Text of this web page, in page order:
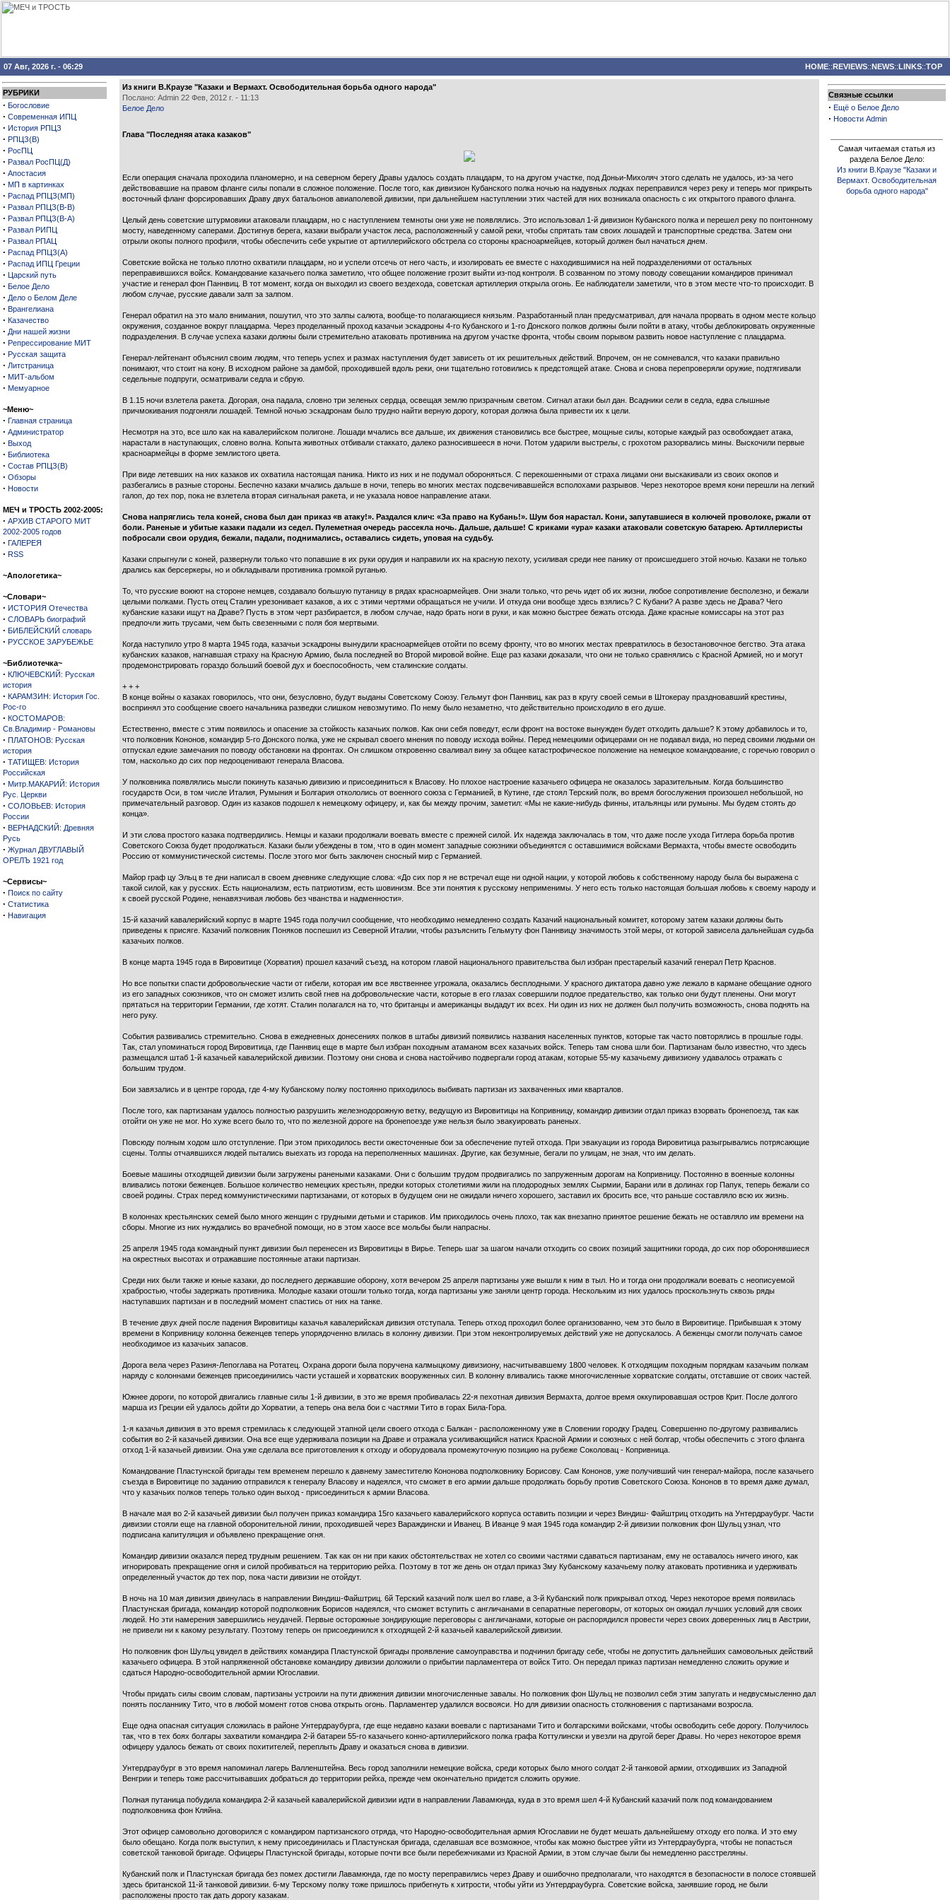
07 Авг, 2026 г. - 06:29 HOME::REVIEWS::NEWS::LINKS::TOP
РУБРИКИ
· Богословие
· Современная ИПЦ
· История РПЦЗ
· РПЦЗ(В)
· РосПЦ
· Развал РосПЦ(Д)
· Апостасия
· МП в картинках
· Распад РПЦЗ(МП)
· Развал РПЦЗ(В-В)
· Развал РПЦЗ(В-А)
· Развал РИПЦ
· Развал РПАЦ
· Распад РПЦЗ(А)
· Распад ИПЦ Греции
· Царский путь
· Белое Дело
· Дело о Белом Деле
· Врангелиана
· Казачество
· Дни нашей жизни
· Репрессирование МИТ
· Русская защита
· Литстраница
· МИТ-альбом
· Мемуарное
~Меню~
· Главная страница
· Администратор
· Выход
· Библиотека
· Состав РПЦЗ(В)
· Обзоры
· Новости
МЕЧ и ТРОСТЬ 2002-2005:
· АРХИВ СТАРОГО МИТ
2002-2005 годов
· ГАЛЕРЕЯ
· RSS
~Апологетика~
~Словари~
· ИСТОРИЯ Отечества
· СЛОВАРЬ биографий
· БИБЛЕЙСКИЙ словарь
· РУССКОЕ ЗАРУБЕЖЬЕ
~Библиотечка~
· КЛЮЧЕВСКИЙ: Русская
история
· КАРАМЗИН: История Гос.
Рос-го
· КОСТОМАРОВ:
Св.Владимир - Романовы
· ПЛАТОНОВ: Русская
история
· ТАТИЩЕВ: История
Российская
· Митр.МАКАРИЙ: История
Рус. Церкви
· СОЛОВЬЕВ: История
России
· ВЕРНАДСКИЙ: Древняя
Русь
· Журнал ДВУГЛАВЫЙ
ОРЕЛЪ 1921 год
~Сервисы~
· Поиск по сайту
· Статистика
· Навигация
Из книги В.Краузе "Казаки и Вермахт. Освободительная борьба одного народа"
Послано: Admin 22 Фев, 2012 г. - 11:13
Белое Дело
Глава "Последняя атака казаков"
Если операция сначала проходила планомерно, и на северном берегу Дравы удалось создать плацдарм, то на другом участке, под Доньи-Михоляч этого сделать не удалось, из-за чего
действовавшие на правом фланге силы попали в сложное положение. После того, как дивизион Кубанского полка ночью на надувных лодках переправился через реку и теперь мог прикрыть
восточный фланг форсировавших Драву двух батальонов авиаполевой дивизии, при дальнейшем наступлении этих частей для них возникала опасность с их открытого правого фланга.
Целый день советские штурмовики атаковали плацдарм, но с наступлением темноты они уже не появлялись. Это использовал 1-й дивизион Кубанского полка и перешел реку по понтонному
мосту, наведенному саперами. Достигнув берега, казаки выбрали участок леса, расположенный у самой реки, чтобы спрятать там своих лошадей и транспортные средства. Затем они
отрыли окопы полного профиля, чтобы обеспечить себе укрытие от артиллерийского обстрела со стороны красноармейцев, который должен был начаться днем.
Советские войска не только плотно охватили плацдарм, но и успели отсечь от него часть, и изолировать ее вместе с находившимися на ней подразделениями от остальных
переправившихся войск. Командование казачьего полка заметило, что общее положение грозит выйти из-под контроля. В созванном по этому поводу совещании командиров принимал
участие и генерал фон Паннвиц. В тот момент, когда он выходил из своего вездехода, советская артиллерия открыла огонь. Ее наблюдатели заметили, что в этом месте что-то происходит. В
любом случае, русские давали залп за залпом.
Генерал обратил на это мало внимания, пошутил, что это залпы салюта, вообще-то полагающиеся князьям. Разработанный план предусматривал, для начала прорвать в одном месте кольцо
окружения, созданное вокруг плацдарма. Через проделанный проход казачьи эскадроны 4-го Кубанского и 1-го Донского полков должны были пойти в атаку, чтобы деблокировать окруженные
подразделения. В случае успеха казаки должны были стремительно атаковать противника на другом участке фронта, чтобы своим порывом развить новое наступление с плацдарма.
Генерал-лейтенант объяснил своим людям, что теперь успех и размах наступления будет зависеть от их решительных действий. Впрочем, он не сомневался, что казаки правильно
понимают, что стоит на кону. В исходном районе за дамбой, проходившей вдоль реки, они тщательно готовились к предстоящей атаке. Снова и снова перепроверяли оружие, подтягивали
седельные подпруги, осматривали седла и сбрую.
В 1.15 ночи взлетела ракета. Догорая, она падала, словно три зеленых сердца, освещая землю призрачным светом. Сигнал атаки был дан. Всадники сели в седла, едва слышные
причмокивания подгоняли лошадей. Темной ночью эскадронам было трудно найти верную дорогу, которая должна была привести их к цели.
Несмотря на это, все шло как на кавалерийском полигоне. Лошади мчались все дальше, их движения становились все быстрее, мощные силы, которые каждый раз освобождает атака,
нарастали в наступающих, словно волна. Копыта животных отбивали стаккато, далеко разносившееся в ночи. Потом ударили выстрелы, с грохотом разорвались мины. Выскочили первые
красноармейцы в форме землистого цвета.
При виде летевших на них казаков их охватила настоящая паника. Никто из них и не подумал обороняться. С перекошенными от страха лицами они выскакивали из своих окопов и
разбегались в разные стороны. Беспечно казаки мчались дальше в ночи, теперь во многих местах подсвечивавшейся всполохами разрывов. Через некоторое время кони перешли на легкий
галоп, до тех пор, пока не взлетела вторая сигнальная ракета, и не указала новое направление атаки.
Снова напряглись тела коней, снова был дан приказ «в атаку!». Раздался клич: «За право на Кубань!». Шум боя нарастал. Кони, запутавшиеся в колючей проволоке, ржали от
боли. Раненые и убитые казаки падали из седел. Пулеметная очередь рассекла ночь. Дальше, дальше! С криками «ура» казаки атаковали советскую батарею. Артиллеристы
побросали свои орудия, бежали, падали, поднимались, оставались сидеть, уповая на судьбу.
Казаки спрыгнули с коней, развернули только что попавшие в их руки орудия и направили их на красную пехоту, усиливая среди нее панику от происшедшего этой ночью. Казаки не только
дрались как берсеркеры, но и обкладывали противника громкой руганью.
То, что русские воюют на стороне немцев, создавало большую путаницу в рядах красноармейцев. Они знали только, что речь идет об их жизни, любое сопротивление бесполезно, и бежали
целыми полками. Пусть отец Сталин урезонивает казаков, а их с этими чертями обращаться не учили. И откуда они вообще здесь взялись? С Кубани? А разве здесь не Драва? Чего
кубанские казаки ищут на Драве? Пусть в этом черт разбирается, в любом случае, надо брать ноги в руки, и как можно быстрее бежать отсюда. Даже красные комиссары на этот раз
предпочли жить трусами, чем быть свезенными с поля боя мертвыми.
Когда наступило утро 8 марта 1945 года, казачьи эскадроны вынудили красноармейцев отойти по всему фронту, что во многих местах превратилось в безостановочное бегство. Эта атака
кубанских казаков, нагнавшая страху на Красную Армию, была последней во Второй мировой войне. Еще раз казаки доказали, что они не только сравнялись с Красной Армией, но и могут
продемонстрировать гораздо больший боевой дух и боеспособность, чем сталинские солдаты.
+ + +
В конце войны о казаках говорилось, что они, безусловно, будут выданы Советскому Союзу. Гельмут фон Паннвиц, как раз в кругу своей семьи в Штокерау праздновавший крестины,
воспринял это сообщение своего начальника разведки слишком невозмутимо. По нему было незаметно, что действительно происходило в его душе.
Естественно, вместе с этим появилось и опасение за стойкость казачьих полков. Как они себя поведут, если фронт на востоке вынужден будет отходить дальше? К этому добавилось и то,
что полковник Кононов, командир 5-го Донского полка, уже не скрывал своего мнения по поводу исхода войны. Перед немецкими офицерами он не подавал вида, но перед своими людьми он
отпускал едкие замечания по поводу обстановки на фронтах. Он слишком откровенно сваливал вину за общее катастрофическое положение на немецкое командование, с горечью говорил о
том, насколько до сих пор недооценивают генерала Власова.
У полковника появлялись мысли покинуть казачью дивизию и присоединиться к Власову. Но плохое настроение казачьего офицера не оказалось заразительным. Когда большинство
государств Оси, в том числе Италия, Румыния и Болгария откололись от военного союза с Германией, в Кутине, где стоял Терский полк, во время богослужения произошел небольшой, но
примечательный разговор. Один из казаков подошел к немецкому офицеру, и, как бы между прочим, заметил: «Мы не какие-нибудь финны, итальянцы или румыны. Мы будем стоять до
конца».
И эти слова простого казака подтвердились. Немцы и казаки продолжали воевать вместе с прежней силой. Их надежда заключалась в том, что даже после ухода Гитлера борьба против
Советского Союза будет продолжаться. Казаки были убеждены в том, что в один момент западные союзники объединятся с оставшимися войсками Вермахта, чтобы вместе освободить
Россию от коммунистической системы. После этого мог быть заключен сносный мир с Германией.
Майор граф цу Эльц в те дни написал в своем дневнике следующие слова: «До сих пор я не встречал еще ни одной нации, у которой любовь к собственному народу была бы выражена с
такой силой, как у русских. Есть национализм, есть патриотизм, есть шовинизм. Все эти понятия к русскому неприменимы. У него есть только настоящая большая любовь к своему народу и
к своей русской Родине, ненавязчивая любовь без чванства и надменности».
15-й казачий кавалерийский корпус в марте 1945 года получил сообщение, что необходимо немедленно создать Казачий национальный комитет, которому затем казаки должны быть
приведены к присяге. Казачий полковник Поняков поспешил из Северной Италии, чтобы разъяснить Гельмуту фон Паннвицу значимость этой меры, от которой зависела дальнейшая судьба
казачьих полков.
В конце марта 1945 года в Вировитице (Хорватия) прошел казачий съезд, на котором главой национального правительства был избран престарелый казачий генерал Петр Краснов.
Но все попытки спасти добровольческие части от гибели, которая им все явственнее угрожала, оказались бесплодными. У красного диктатора давно уже лежало в кармане обещание одного
из его западных союзников, что он сможет излить свой гнев на добровольческие части, которые в его глазах совершили подлое предательство, как только они будут пленены. Они могут
прятаться на территории Германии, где хотят. Сталин полагался на то, что британцы и американцы выдадут их всех. Ни один из них не должен был получить возможность, снова поднять на
него руку.
События развивались стремительно. Снова в ежедневных донесениях полков в штабы дивизий появились названия населенных пунктов, которые так часто повторялись в прошлые годы.
Так, стал упоминаться город Вировитица, где Паннвиц еще в марте был избран походным атаманом всех казачьих войск. Теперь там снова шли бои. Партизанам было известно, что здесь
размещался штаб 1-й казачьей кавалерийской дивизии. Поэтому они снова и снова настойчиво подвергали город атакам, которые 55-му казачьему дивизиону удавалось отражать с
большим трудом.
Бои завязались и в центре города, где 4-му Кубанскому полку постоянно приходилось выбивать партизан из захваченных ими кварталов.
После того, как партизанам удалось полностью разрушить железнодорожную ветку, ведущую из Вировитицы на Копривницу, командир дивизии отдал приказ взорвать бронепоезд, так как
отойти он уже не мог. Но хуже всего было то, что по железной дороге на бронепоезде уже нельзя было эвакуировать раненых.
Повсюду полным ходом шло отступление. При этом приходилось вести ожесточенные бои за обеспечение путей отхода. При эвакуации из города Вировитица разыгрывались потрясающие
сцены. Толпы отчаявшихся людей пытались выехать из города на переполненных машинах. Другие, как безумные, бегали по улицам, не зная, что им делать.
Боевые машины отходящей дивизии были загружены ранеными казаками. Они с большим трудом продвигались по запруженным дорогам на Копривницу. Постоянно в военные колонны
вливались потоки беженцев. Большое количество немецких крестьян, предки которых столетиями жили на плодородных землях Сырмии, Барани или в долинах гор Папук, теперь бежали со
своей родины. Страх перед коммунистическими партизанами, от которых в будущем они не ожидали ничего хорошего, заставил их бросить все, что раньше составляло всю их жизнь.
В колоннах крестьянских семей было много женщин с грудными детьми и стариков. Им приходилось очень плохо, так как внезапно принятое решение бежать не оставляло им времени на
сборы. Многие из них нуждались во врачебной помощи, но в этом хаосе все мольбы были напрасны.
25 апреля 1945 года командный пункт дивизии был перенесен из Вировитицы в Вирье. Теперь шаг за шагом начали отходить со своих позиций защитники города, до сих пор оборонявшиеся
на окрестных высотах и отражавшие постоянные атаки партизан.
Среди них были также и юные казаки, до последнего державшие оборону, хотя вечером 25 апреля партизаны уже вышли к ним в тыл. Но и тогда они продолжали воевать с неописуемой
храбростью, чтобы задержать противника. Молодые казаки отошли только тогда, когда партизаны уже заняли центр города. Нескольким из них удалось проскользнуть сквозь ряды
наступавших партизан и в последний момент спастись от них на танке.
В течение двух дней после падения Вировитицы казачья кавалерийская дивизия отступала. Теперь отход проходил более организованно, чем это было в Вировитице. Прибывшая к этому
времени в Копривницу колонна беженцев теперь упорядоченно влилась в колонну дивизии. При этом неконтролируемых действий уже не допускалось. А беженцы смогли получать самое
необходимое из казачьих запасов.
Дорога вела через Разиня-Лепоглава на Ротатец. Охрана дороги была поручена калмыцкому дивизиону, насчитывавшему 1800 человек. К отходящим походным порядкам казачьим полкам
наряду с колоннами беженцев присоединились части усташей и хорватских вооруженных сил. В колонну вливались также многочисленные хорватские солдаты, отставшие от своих частей.
Южнее дороги, по которой двигались главные силы 1-й дивизии, в это же время пробивалась 22-я пехотная дивизия Вермахта, долгое время оккупировавшая остров Крит. После долгого
марша из Греции ей удалось дойти до Хорватии, а теперь она вела бои с частями Тито в горах Била-Гора.
1-я казачья дивизия в это время стремилась к следующей этапной цели своего отхода с Балкан - расположенному уже в Словении городку Градец. Совершенно по-другому развивались
события во 2-й казачьей дивизии. Она все еще удерживала позиции на Драве и отражала усиливающийся натиск Красной Армии и союзных с ней болгар, чтобы обеспечить с этого фланга
отход 1-й казачьей дивизии. Она уже сделала все приготовления к отходу и оборудовала промежуточную позицию на рубеже Соколовац - Копривница.
Командование Пластунской бригады тем временем перешло к давнему заместителю Кононова подполковнику Борисову. Сам Кононов, уже получивший чин генерал-майора, после казачьего
съезда в Вировитице по заданию отправился к генералу Власову и надеялся, что сможет в его армии дальше продолжать борьбу против Советского Союза. Кононов в то время даже думал,
что у казачьих полков теперь только один выход - присоединиться к армии Власова.
В начале мая во 2-й казачьей дивизии был получен приказ командира 15го казачьего кавалерийского корпуса оставить позиции и через Виндиш- Файштриц отходить на Унтердраубург. Части
дивизии стояли еще на главной оборонительной линии, проходившей через Вараждински и Иванец. В Иванце 9 мая 1945 года командир 2-й дивизии полковник фон Шульц узнал, что
подписана капитуляция и объявлено прекращение огня.
Командир дивизии оказался перед трудным решением. Так как он ни при каких обстоятельствах не хотел со своими частями сдаваться партизанам, ему не оставалось ничего иного, как
игнорировать прекращение огня и силой пробиваться на территорию рейха. Поэтому в тот же день он отдал приказ 3му Кубанскому казачьему полку атаковать противника и удерживать
определенный участок до тех пор, пока части дивизии не отойдут.
В ночь на 10 мая дивизия двинулась в направлении Виндиш-Файштриц. 6й Терский казачий полк шел во главе, а 3-й Кубанский полк прикрывал отход. Через некоторое время появилась
Пластунская бригада, командир которой подполковник Борисов надеялся, что сможет вступить с англичанами в сепаратные переговоры, от которых он ожидал лучших условий для своих
людей. Но эти намерения завершились неудачей. Первые осторожные зондирующие переговоры с англичанами, которые он распорядился провести через своих доверенных лиц в Австрии,
не привели ни к какому результату. Поэтому теперь он присоединился к отходящей 2-й казачьей кавалерийской дивизии.
Но полковник фон Шульц увидел в действиях командира Пластунской бригады проявление самоуправства и подчинил бригаду себе, чтобы не допустить дальнейших самовольных действий
казачьего офицера. В этой напряженной обстановке командиру дивизии доложили о прибытии парламентера от войск Тито. Он передал приказ партизан немедленно сложить оружие и
сдаться Народно-освободительной армии Югославии.
Чтобы придать силы своим словам, партизаны устроили на пути движения дивизии многочисленные завалы. Но полковник фон Шульц не позволил себя этим запугать и недвусмысленно дал
понять посланнику Тито, что в любой момент готов снова открыть огонь. Парламентер удалился восвояси. Но для дивизии опасность столкновения с партизанами возросла.
Еще одна опасная ситуация сложилась в районе Унтердраубурга, где еще недавно казаки воевали с партизанами Тито и болгарскими войсками, чтобы освободить себе дорогу. Получилось
так, что в тех боях болгары захватили командира 2-й батареи 55-го казачьего конно-артиллерийского полка графа Коттулински и увезли на другой берег Дравы. Но через некоторое время
офицеру удалось бежать от своих похитителей, переплыть Драву и оказаться снова в дивизии.
Унтердраубург в это время напоминал лагерь Валленштейна. Весь город заполнили немецкие войска, среди которых было много солдат 2-й танковой армии, отходивших из Западной
Венгрии и теперь тоже рассчитывавших добраться до территории рейха, прежде чем окончательно придется сложить оружие.
Полная путаница побудила командира 2-й казачьей кавалерийской дивизии идти в направлении Лавамюнда, куда в это время шел 4-й Кубанский казачий полк под командованием
подполковника фон Кляйна.
Этот офицер самовольно договорился с командиром партизанского отряда, что Народно-освободительная армия Югославии не будет мешать дальнейшему отходу его полка. И это ему
было обещано. Когда полк выступил, к нему присоединилась и Пластунская бригада, сделавшая все возможное, чтобы как можно быстрее уйти из Унтердраубурга, чтобы не попасться
советской танковой бригаде. Офицеры Пластунской бригады, которые почти все были перебежчиками из Красной Армии, в этом случае были бы немедленно расстреляны.
Кубанский полк и Пластунская бригада без помех достигли Лавамюнда, где по мосту переправились через Драву и ошибочно предполагали, что находятся в безопасности в полосе стоявшей
здесь британской 11-й танковой дивизии. 6-му Терскому полку тоже пришлось прибегнуть к хитрости, чтобы уйти из Унтердраубурга. Советские войска, занявшие город, не были
расположены просто так дать дорогу казакам.
Связные ссылки
· Ещё о Белое Дело
· Новости Admin
Самая читаемая статья из
раздела Белое Дело:
Из книги В.Краузе "Казаки и
Вермахт. Освободительная
борьба одного народа"